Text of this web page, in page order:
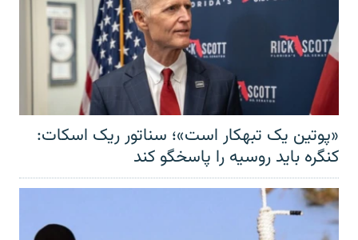
«پوتین یک تبهکار است»؛ سناتور ریک اسکات:
کنگره باید روسیه را پاسخگو کند